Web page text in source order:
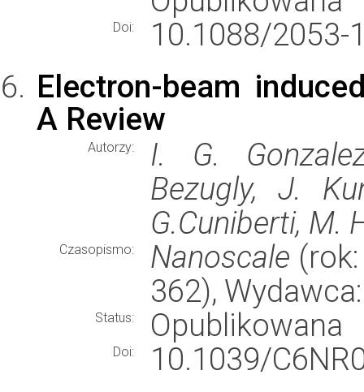
Doi:
10.1088/
Electron-beam
A Review
Autorzy:
I. G.
Bezugly, J.
G.Cuniberti, M.
Czasopismo: Nanoscale
362),
Status: Opublikowana
Doi:
10.1039/